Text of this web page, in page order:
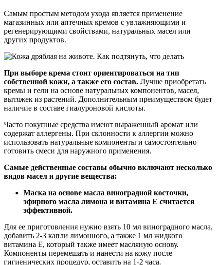
Самым простым методом ухода является применение
магазинных или аптечных кремов с увлажняющими и
регенерирующими свойствами, натуральных масел или
других продуктов.
При выборе крема стоит ориентироваться на тип
собственной кожи, а также его состав. Лучше приобретать
кремы и гели на основе натуральных компонентов, масел,
вытяжек из растений. Дополнительным преимуществом будет
наличие в составе гиалуроновой кислоты.
Часто покупные средства имеют выраженный аромат или
содержат аллергены. При склонности к аллергии можно
использовать натуральные компоненты и самостоятельно
готовить смеси для наружного применения.
Самые действенные составы обычно включают несколько
видов масел и другие вещества:
Маска на основе масла виноградной косточки,
эфирного масла лимона и витамина Е считается
эффективной.
Для ее приготовления нужно взять 10 мл виноградного масла,
добавить 2-3 капли лимонного, а также 1 мл жидкого
витамина Е, который также имеет масляную основу.
Компоненты перемешать и нанести на кожу после
гигиенических процедур, оставить на 1-2 часа.